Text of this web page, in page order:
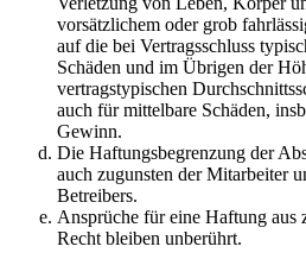
vorsätzlichem oder grob
auf die bei Vertragsschluss
Schäden und im Übrigen der
vertragstypischen
auch für mittelbare Schäden,
Gewinn.
Die Haftungsbegrenzung der
auch zugunsten der Mitarbeiter
Betreibers.
Ansprüche für eine Haftung aus
Recht bleiben unberührt.